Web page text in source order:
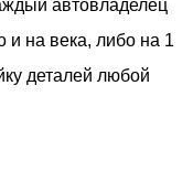
автовладелец
и на века, либо на 1
деталей любой